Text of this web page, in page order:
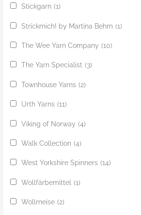
Stickgarn (1)
Strickmich! by Martina Behm (1)
The Wee Yarn Company (10)
The Yarn Specialist (3)
Townhouse Yarns (2)
Urth Yarns (11)
Viking of Norway (4)
Walk Collection (4)
West Yorkshire Spinners (14)
Wollfärbemittel (1)
Wollmeise (2)